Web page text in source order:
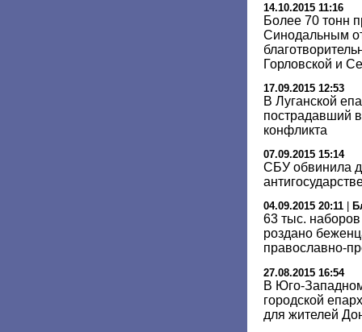
14.10.2015 11:16
Более 70 тонн
Cинодальным
Горловской и
17.09.2015 12:53
В Луганской
пострадавший
конфликта
07.09.2015 15:14
СБУ обвинила
04.09.2015 20:11
63 тыс.
роздано
православно-
27.08.2015 16:54
В Юго-
городской
для жителей